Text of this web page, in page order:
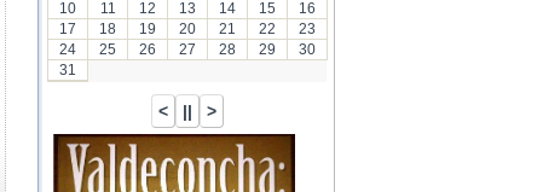
10
11 12 13 14 15
16
17
18 19 20 21 22
23
24
25 26 27 28 29
30
31